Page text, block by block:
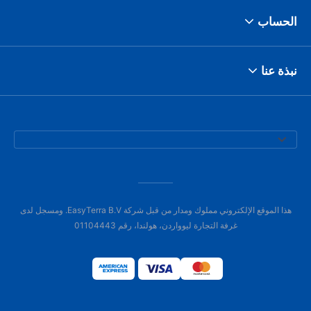
الحساب
نبذة عنا
هذا الموقع الإلكتروني مملوك ومدار من قبل شركة EasyTerra B.V. ومسجل لدى
غرفة التجارة ليوواردن، هولندا، رقم 01104443